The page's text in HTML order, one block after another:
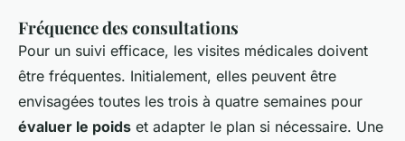
Fréquence des consultations
Pour un suivi efficace, les visites médicales doivent
être fréquentes. Initialement, elles peuvent être
envisagées toutes les trois à quatre semaines pour
évaluer le poids et adapter le plan si nécessaire. Une